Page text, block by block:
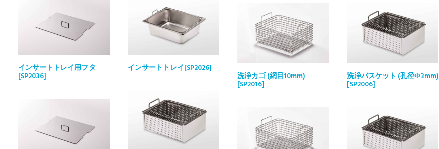
インサートトレイ用フタ
[SP2036]
インサートトレイ[SP2026]
洗浄カゴ (網目10mm)
[SP2016]
洗浄バスケット (孔径Φ3mm)
[SP2006]